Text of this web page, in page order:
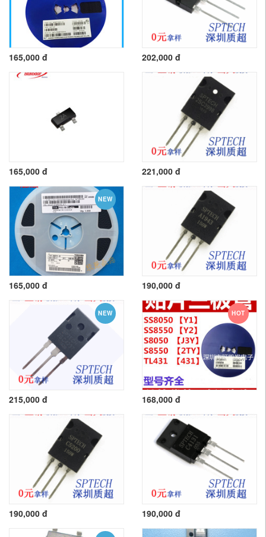
165,000 đ 202,000 đ
165,000 đ 221,000 đ
NEW
165,000 đ 190,000 đ
NEW
215,000 đ
HOT
168,000 đ
190,000 đ 190,000 đ